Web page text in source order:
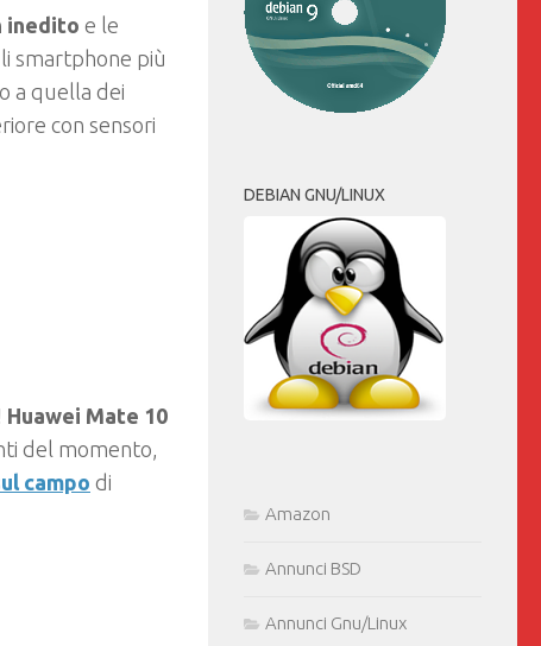
inedito e le
smartphone più
a quella dei
con sensori
Huawei Mate 10
del momento,
campo di
DEBIAN GNU/LINUX
Amazon
Annunci BSD
Annunci Gnu/Linux